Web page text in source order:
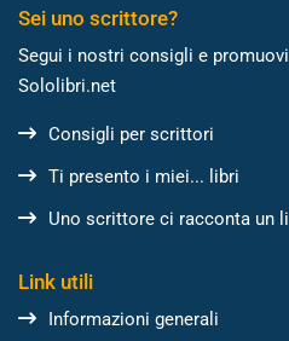
Sei uno scrittore?
Segui i nostri consigli e
Sololibri.net
Consigli per scrittori
Ti presento i miei... libri
Uno scrittore ci racconta un
Link utili
Informazioni generali